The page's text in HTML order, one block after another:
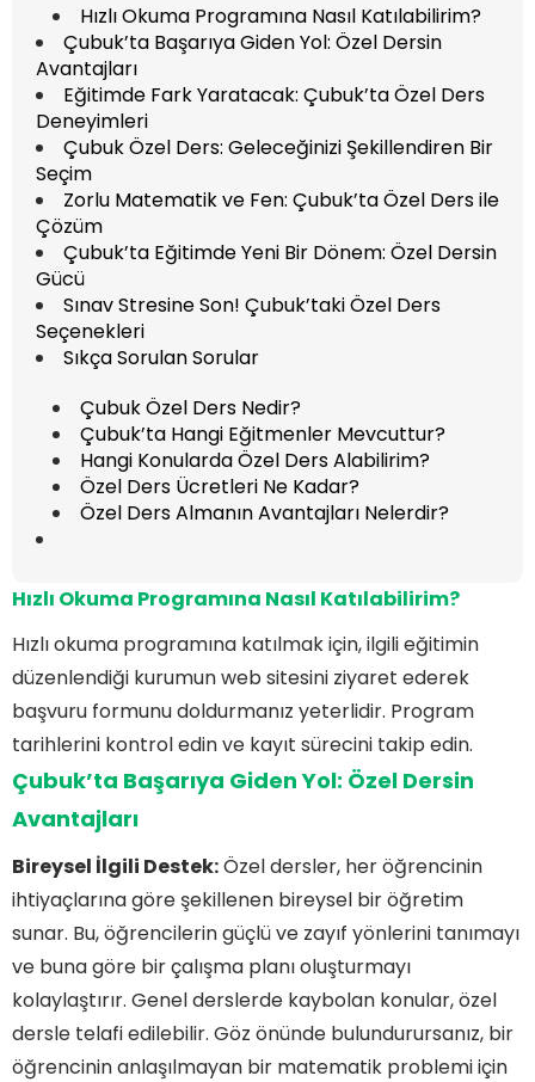
Hızlı Okuma Programına Nasıl Katılabilirim?
Çubuk’ta Başarıya Giden Yol: Özel Dersin
Avantajları
Eğitimde Fark Yaratacak: Çubuk’ta Özel Ders
Deneyimleri
Çubuk Özel Ders: Geleceğinizi Şekillendiren Bir
Seçim
Zorlu Matematik ve Fen: Çubuk’ta Özel Ders ile
Çözüm
Çubuk’ta Eğitimde Yeni Bir Dönem: Özel Dersin
Gücü
Sınav Stresine Son! Çubuk’taki Özel Ders
Seçenekleri
Sıkça Sorulan Sorular
Çubuk Özel Ders Nedir?
Çubuk’ta Hangi Eğitmenler Mevcuttur?
Hangi Konularda Özel Ders Alabilirim?
Özel Ders Ücretleri Ne Kadar?
Özel Ders Almanın Avantajları Nelerdir?
Hızlı Okuma Programına Nasıl Katılabilirim?
Hızlı okuma programına katılmak için, ilgili eğitimin
düzenlendiği kurumun web sitesini ziyaret ederek
başvuru formunu doldurmanız yeterlidir. Program
tarihlerini kontrol edin ve kayıt sürecini takip edin.
Çubuk’ta Başarıya Giden Yol: Özel Dersin
Avantajları
Bireysel İlgili Destek:Özel dersler, her öğrencinin
ihtiyaçlarına göre şekillenen bireysel bir öğretim
sunar. Bu, öğrencilerin güçlü ve zayıf yönlerini tanımayı
ve buna göre bir çalışma planı oluşturmayı
kolaylaştırır. Genel derslerde kaybolan konular, özel
dersle telafi edilebilir. Göz önünde bulundurursanız, bir
öğrencinin anlaşılmayan bir matematik problemi için